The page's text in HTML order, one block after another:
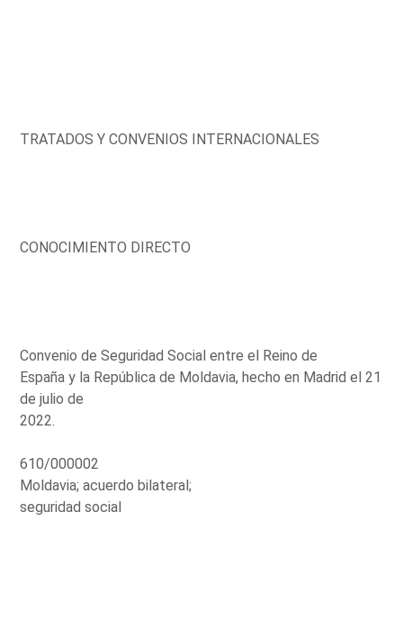
TRATADOS Y CONVENIOS INTERNACIONALES
CONOCIMIENTO DIRECTO
Convenio de Seguridad Social entre el Reino de
España y la República de Moldavia, hecho en Madrid el 21
de julio de
2022.
610/000002
Moldavia; acuerdo bilateral;
seguridad social